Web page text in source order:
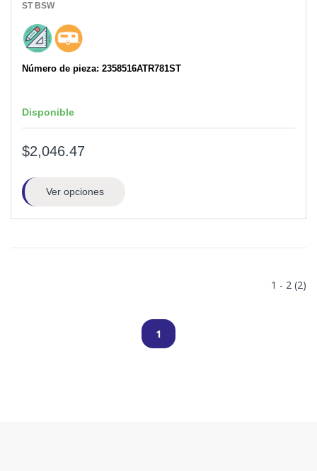
ST BSW
Número de pieza: 2358516ATR781ST
Disponible
$2,046.47
Ver opciones
1 - 2 (2)
1